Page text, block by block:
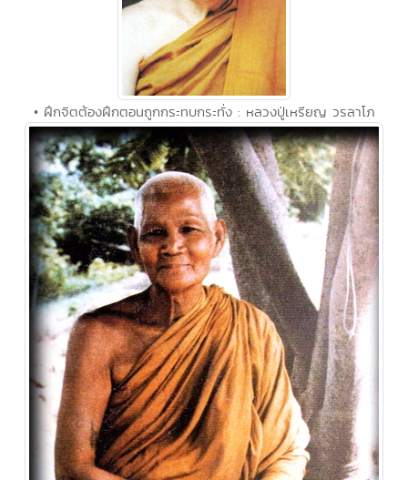
• ฝึกจิตต้องฝึกตอนถูกกระทบกระทั่ง : หลวงปู่เหรียญ วรลาโภ